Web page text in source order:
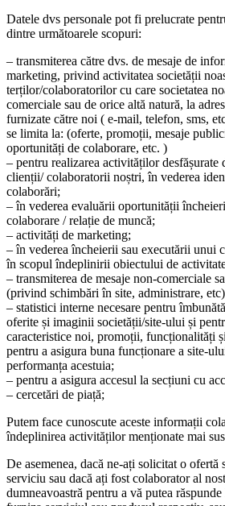
Datele dvs personale pot fi prelucrate
dintre următoarele scopuri:
– transmiterea către dvs. de mesaje de
marketing, privind activitatea societății
terților/colaboratorilor cu care societatea
comerciale sau de orice altă natură, la
furnizate către noi ( e-mail, telefon, sms,
se limita la: (oferte, promoții, mesaje
oportunități de colaborare, etc. )
– pentru realizarea activităților desfășurate
clienții/ colaboratorii noștri, în vederea
colaborări;
– în vederea evaluării oportunității
colaborare / relație de muncă;
– activități de marketing;
– în vederea încheierii sau executării unui
în scopul îndeplinirii obiectului de
– transmiterea de mesaje non-comerciale
(privind schimbări în site, administrare,
– statistici interne necesare pentru
oferite și imaginii societății/site-ului și
caracteristice noi, promoții, funcționalități
pentru a asigura buna funcționare a site-
performanța acestuia;
– pentru a asigura accesul la secțiuni cu
– cercetări de piață;
Putem face cunoscute aceste informații
îndeplinirea activităților menționate mai
De asemenea, dacă ne-ați solicitat o ofertă
serviciu sau dacă ați fost colaborator al
dumneavoastră pentru a vă putea